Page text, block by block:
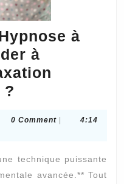
à
à
?
Hypnose
Lyon
0 Comment |
4:14
technique puissante
avancée.** Tout